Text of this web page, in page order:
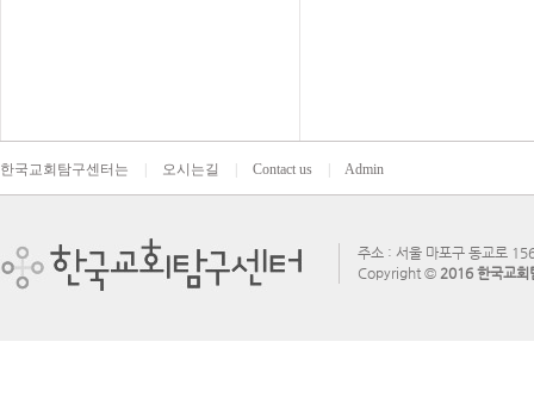
한국교회탐구센터는 오시는길 Contact us Admin
주소 : 서울 마포구 동교로
Copyright © 2016 한국교회